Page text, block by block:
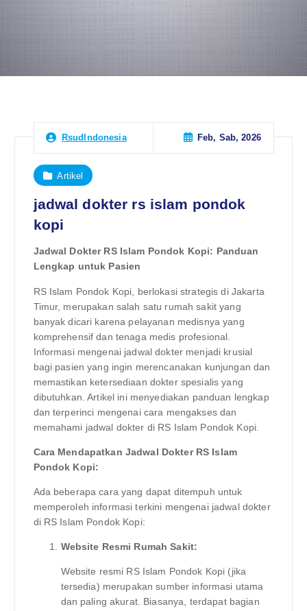
RsudIndonesia Feb, Sab, 2026
Artikel
jadwal dokter rs islam pondok
kopi
Jadwal Dokter RS Islam Pondok Kopi: Panduan
Lengkap untuk Pasien
RS Islam Pondok Kopi, berlokasi strategis di Jakarta
Timur, merupakan salah satu rumah sakit yang
banyak dicari karena pelayanan medisnya yang
komprehensif dan tenaga medis profesional.
Informasi mengenai jadwal dokter menjadi krusial
bagi pasien yang ingin merencanakan kunjungan dan
memastikan ketersediaan dokter spesialis yang
dibutuhkan. Artikel ini menyediakan panduan lengkap
dan terperinci mengenai cara mengakses dan
memahami jadwal dokter di RS Islam Pondok Kopi.
Cara Mendapatkan Jadwal Dokter RS Islam
Pondok Kopi:
Ada beberapa cara yang dapat ditempuh untuk
memperoleh informasi terkini mengenai jadwal dokter
di RS Islam Pondok Kopi:
Website Resmi Rumah Sakit:
Website resmi RS Islam Pondok Kopi (jika
tersedia) merupakan sumber informasi utama
dan paling akurat. Biasanya, terdapat bagian